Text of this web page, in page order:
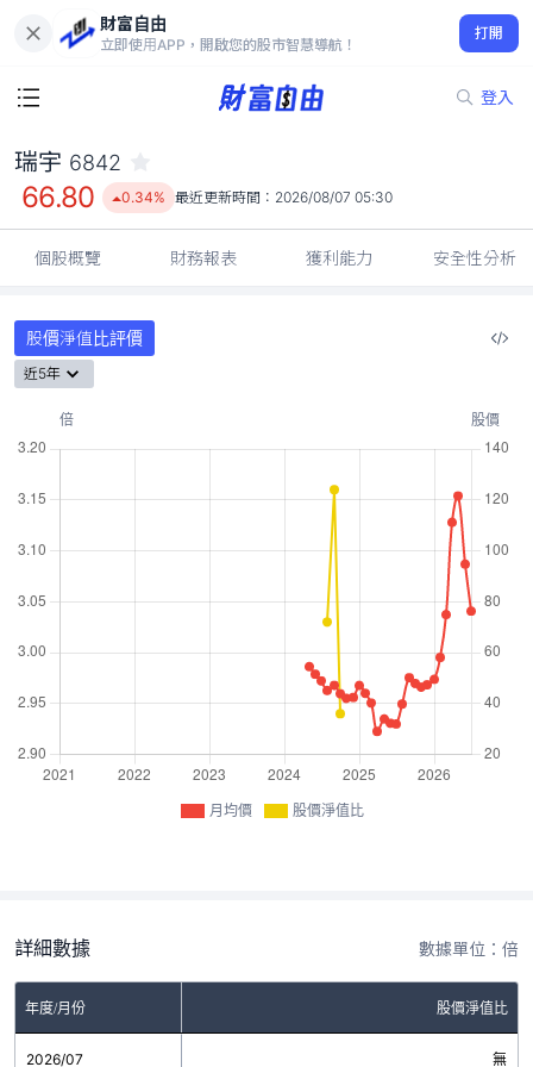
財富自由
立即使用APP，開啟您的股市智慧導航！
打開
登入
66.80
0.34%
瑞宇 6842
66.80 0.34% 最近更新時間： 2026/08/07 05:30
個股概覽 財務報表 獲利能力 安全性分析
股價淨值比評價
近5年
月均價 股價淨值比
詳細數據 數據單位：倍
年度/月份 股價淨值比
2026/07 無